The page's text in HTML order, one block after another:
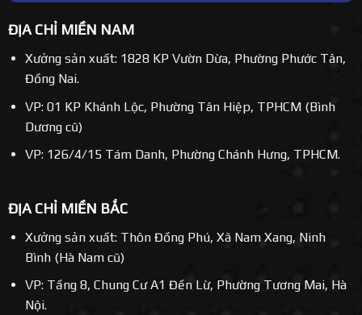
ĐỊA CHỈ MIỀN NAM
Xưởng sản xuất: 1828 KP Vườn Dừa, Phường Phước Tân,
Đồng Nai.
VP: 01 KP Khánh Lộc, Phường Tân Hiệp, TPHCM (Bình
Dương cũ)
VP: 126/4/15 Tám Danh, Phường Chánh Hưng, TPHCM.
ĐỊA CHỈ MIỀN BẮC
Xưởng sản xuất: Thôn Đồng Phú, Xã Nam Xang, Ninh
Bình (Hà Nam cũ)
VP: Tầng 8, Chung Cư A1 Đền Lừ, Phường Tương Mai, Hà
Nội.